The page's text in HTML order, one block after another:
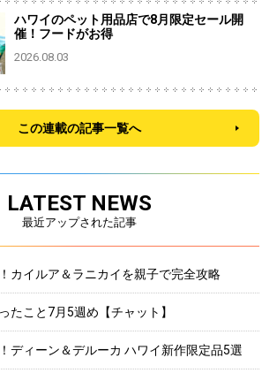
ハワイのペット用品店で8月限定セール開
催！フードがお得
2026.08.03
この連載の記事一覧へ
LATEST NEWS
最近アップされた記事
カイルア＆ラニカイを親子で完全攻略
たこと7月5週め【チャット】
ディーン＆デルーカ ハワイ新作限定品5選